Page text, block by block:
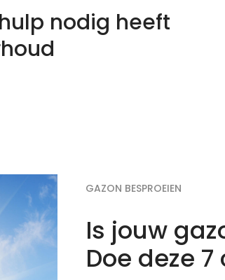
nodig heeft
GAZON BESPROEIEN
Is jouw
Doe deze